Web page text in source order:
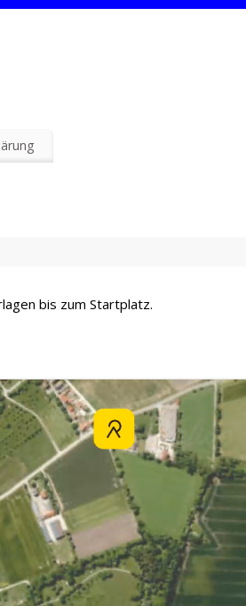
bis zum Startplatz.